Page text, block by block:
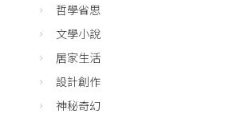
哲學省思
文學小說
居家生活
設計創作
神秘奇幻